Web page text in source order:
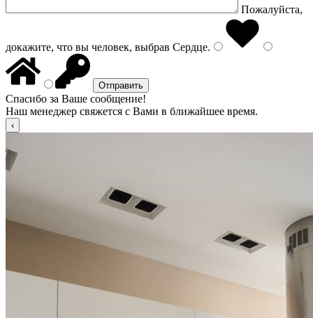
Пожалуйста,
докажите, что вы человек, выбрав Сердце.
Спасибо за Ваше сообщение!
Наш менеджер свяжется с Вами в ближайшее время.